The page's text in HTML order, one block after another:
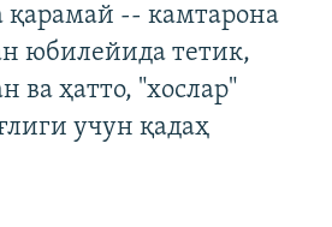
-- камтарона
юбилейида тетик,
ва ҳатто, "хослар"
учун қадаҳ